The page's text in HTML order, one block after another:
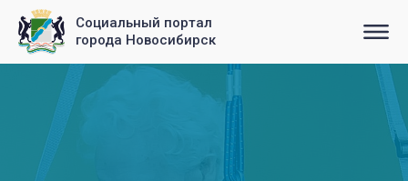
Социальный портал
города Новосибирск